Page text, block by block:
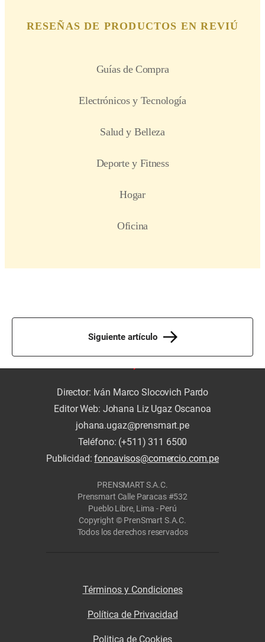
Siguiente artículo
Director: Iván Marco Slocovich Pardo
Editor Web: Johana Liz Ugaz Oscanoa
johana.ugaz@prensmart.pe
Teléfono: (+511) 311 6500
Publicidad:fonoavisos@comercio.com.pe
PRENSMART S.A.C.
Prensmart Calle Paracas #532
Pueblo Libre, Lima - Perú
Copyright © PrenSmart S.A.C.
Todos los derechos reservados
Términos y Condiciones
Política de Privacidad
Politica de Cookies